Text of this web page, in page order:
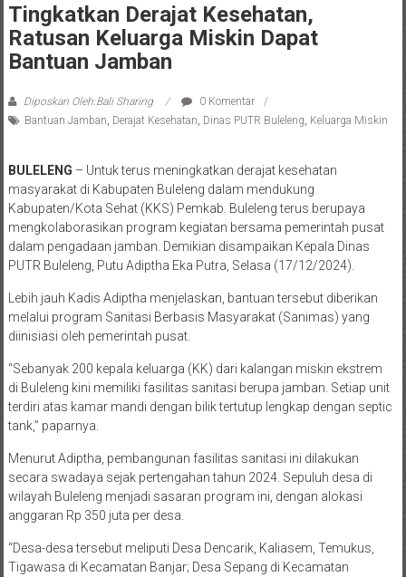
Tingkatkan Derajat Kesehatan,
Ratusan Keluarga Miskin Dapat
Bantuan Jamban
Diposkan Oleh:Bali Sharing
0 Komentar
Bantuan Jamban Derajat Kesehatan Dinas PUTR Buleleng Keluarga Miskin
BULELENG – Untuk terus meningkatkan derajat kesehatan
masyarakat di Kabupaten Buleleng dalam mendukung
Kabupaten/Kota Sehat (KKS) Pemkab. Buleleng terus berupaya
mengkolaborasikan program kegiatan bersama pemerintah pusat
dalam pengadaan jamban. Demikian disampaikan Kepala Dinas
PUTR Buleleng, Putu Adiptha Eka Putra, Selasa (17/12/2024).
Lebih jauh Kadis Adiptha menjelaskan, bantuan tersebut diberikan
melalui program Sanitasi Berbasis Masyarakat (Sanimas) yang
diinisiasi oleh pemerintah pusat.
“Sebanyak 200 kepala keluarga (KK) dari kalangan miskin ekstrem
di Buleleng kini memiliki fasilitas sanitasi berupa jamban. Setiap unit
terdiri atas kamar mandi dengan bilik tertutup lengkap dengan septic
tank,” paparnya.
Menurut Adiptha, pembangunan fasilitas sanitasi ini dilakukan
secara swadaya sejak pertengahan tahun 2024. Sepuluh desa di
wilayah Buleleng menjadi sasaran program ini, dengan alokasi
anggaran Rp 350 juta per desa.
“Desa-desa tersebut meliputi Desa Dencarik, Kaliasem, Temukus,
Tigawasa di Kecamatan Banjar; Desa Sepang di Kecamatan